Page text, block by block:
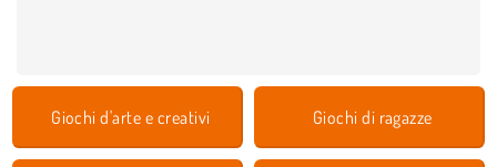
Giochi d'arte e creativi Giochi di ragazze